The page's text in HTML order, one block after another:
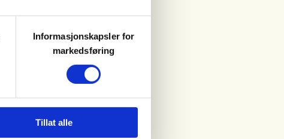
Informasjonskapsler for
markedsføring
Tillat alle